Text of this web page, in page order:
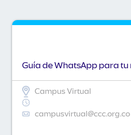
Guía de WhatsApp para
Campus Virtual
campusvirtual@ccc.org.co